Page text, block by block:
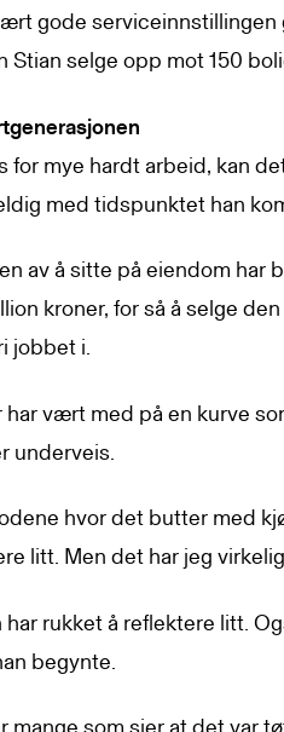
gode serviceinnstillingen
Stian selge opp mot 150
for mye hardt arbeid, kan
med tidspunktet han
av å sitte på eiendom har
kroner, for så å selge
jobbet i.
har vært med på en kurve
underveis.
hvor det butter med
litt. Men det har jeg
har rukket å reflektere litt.
begynte.